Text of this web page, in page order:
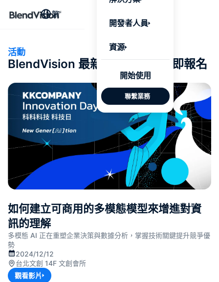
AI 驅動
來自核
的可信
Google
自動
開發者人員
資源
開始使用
聯繫業務
繁
活動
BlendVision 最新活動快訊，立即報名
如何建立可商用的多模態模型來增進對資
訊的理解
多模態 AI 正在重塑企業決策與數據分析，掌握技術關鍵提升競爭優
勢
2024/12/12
台北文創 14F 文創會所
觀看影片